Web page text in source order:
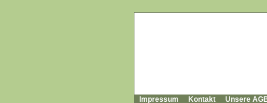
Impressum Kontakt Unsere